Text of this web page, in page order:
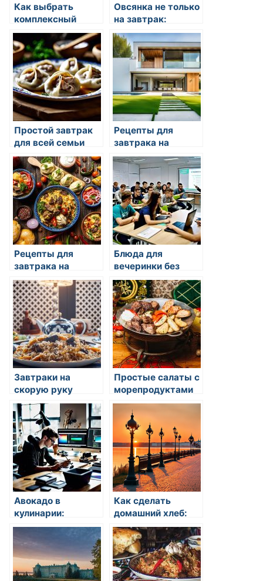
Как выбрать
комплексный
завтрак
Овсянка не только
на завтрак:
рецепты
Простой завтрак
для всей семьи
Рецепты для
завтрака на
каждый день
Рецепты для
завтрака на
каждый день
Блюда для
вечеринки без
готовки
Завтраки на
скорую руку
Простые салаты с
морепродуктами
Авокадо в
кулинарии:
простые рецепты
Как сделать
домашний хлеб:
этапы и советы